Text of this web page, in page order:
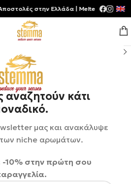
αναζητούν κάτι
μας και ανακάλυψε
niche αρωμάτων.
10% στην πρώτη σου
στην Ελλάδα | Meltemia Exclusive